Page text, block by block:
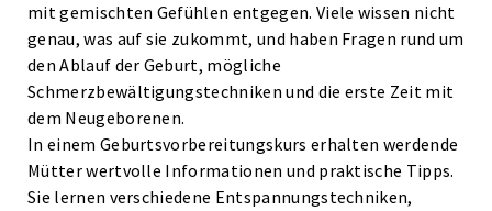
mit gemischten Gefühlen entgegen. Viele wissen nicht
genau, was auf sie zukommt, und haben Fragen rund um
den Ablauf der Geburt, mögliche
Schmerzbewältigungstechniken und die erste Zeit mit
dem Neugeborenen.
In einem Geburtsvorbereitungskurs erhalten werdende
Mütter wertvolle Informationen und praktische Tipps.
Sie lernen verschiedene Entspannungstechniken,